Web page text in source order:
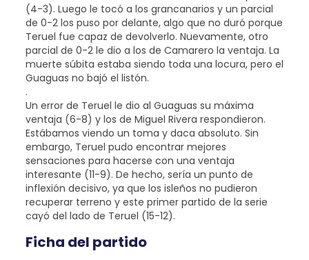
(4-3). Luego le tocó a los grancanarios y un parcial
de 0-2 los puso por delante, algo que no duró porque
Teruel fue capaz de devolverlo. Nuevamente, otro
parcial de 0-2 le dio a los de Camarero la ventaja. La
muerte súbita estaba siendo toda una locura, pero el
Guaguas no bajó el listón.
.
Un error de Teruel le dio al Guaguas su máxima
ventaja (6-8) y los de Miguel Rivera respondieron.
Estábamos viendo un toma y daca absoluto. Sin
embargo, Teruel pudo encontrar mejores
sensaciones para hacerse con una ventaja
interesante (11-9). De hecho, sería un punto de
inflexión decisivo, ya que los isleños no pudieron
recuperar terreno y este primer partido de la serie
cayó del lado de Teruel (15-12).
Ficha del partido